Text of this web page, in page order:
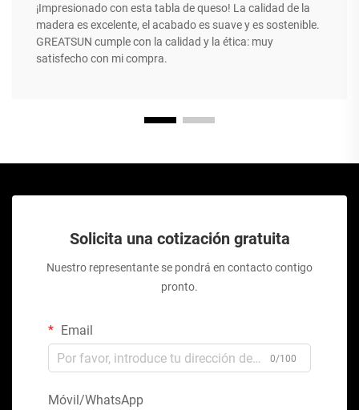
¡Impresionado con esta tabla de queso! La calidad de la
madera es excelente, el acabado es suave y es sostenible.
GREATSUN cumple con la calidad y la ética: muy
satisfecho con mi compra.
Solicita una cotización gratuita
Nuestro representante se pondrá en contacto contigo
pronto.
Email
0/100
Móvil/WhatsApp